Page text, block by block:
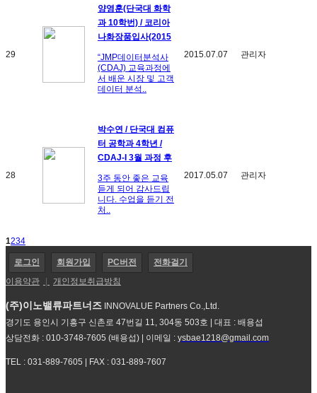
29
양영훈(단국대 화학
과 10학번) / 코리아
나화장품입사(2015
“JMP데이터분석사
(CDAJ) 교육과정에
서 배운 시장 및 고객
데이터 분석..
2015.07.07 관리자
28
박수연 / 단국대 컴퓨
터 공학과 4학년 /
CDAJ-I 3월 과정 후
3주 동안 좋은 교육
듣게 되어 감사드립
니다. 수업을 듣기 전
처..
2017.05.07 관리자
1234
로그인 회원가입 PC버전
전화걸기
이용약관
개인정보취급방침
(주)이노밸류파트너즈 INNOVALUE Partners Co.,Ltd.
경기도 용인시 기흥구 신촌로 47번길 11, 304동 503호 | 대표 : 배용섭
상담전화 : 010-3748-7605 (배용섭) | 이메일 : ysbae1218@gmail.com
TEL : 031-889-7605 | FAX : 031-889-7607